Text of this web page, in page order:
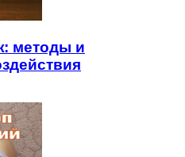
методы и